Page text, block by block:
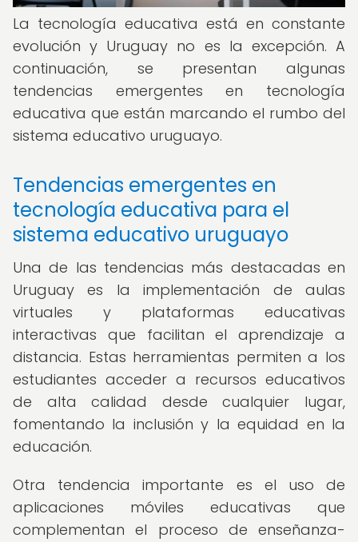
La tecnología educativa está en constante
evolución y Uruguay no es la excepción. A
continuación, se presentan algunas
tendencias emergentes en tecnología
educativa que están marcando el rumbo del
sistema educativo uruguayo.
Tendencias emergentes en
tecnología educativa para el
sistema educativo uruguayo
Una de las tendencias más destacadas en
Uruguay es la implementación de aulas
virtuales y plataformas educativas
interactivas que facilitan el aprendizaje a
distancia. Estas herramientas permiten a los
estudiantes acceder a recursos educativos
de alta calidad desde cualquier lugar,
fomentando la inclusión y la equidad en la
educación.
Otra tendencia importante es el uso de
aplicaciones móviles educativas que
complementan el proceso de enseñanza-